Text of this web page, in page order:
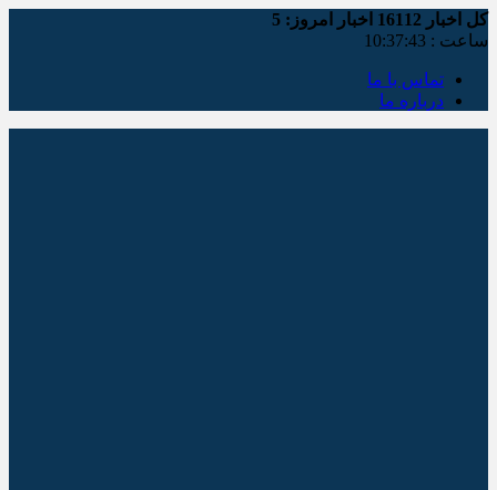
کل اخبار اخبار امروز: 5
ساعت : 10:37:44
تماس با ما
درباره ما